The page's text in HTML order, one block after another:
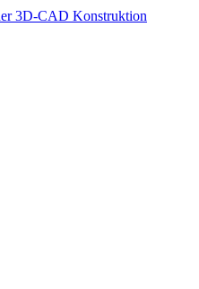
3D-CAD Konstruktion